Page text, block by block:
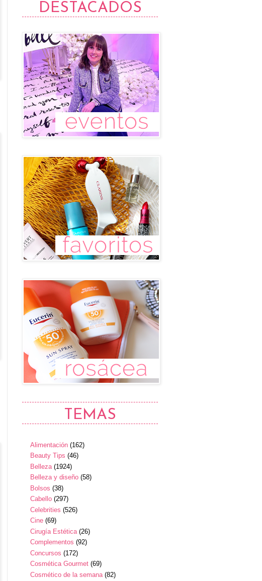
DESTACADOS
TEMAS
Alimentación (162)
Beauty Tips (46)
Belleza (1924)
Belleza y diseño (58)
Bolsos (38)
Cabello (297)
Celebrities (526)
Cine (69)
Cirugía Estética (26)
Complementos (92)
Concursos (172)
Cosmética Gourmet (69)
Cosmético de la semana (82)